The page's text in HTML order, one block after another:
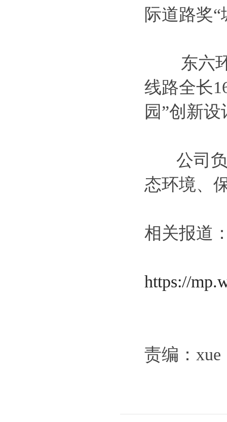
际道路奖
东六环
线路全长
园”创新
公司负
态环境、
相关报道
https://
责编：xue